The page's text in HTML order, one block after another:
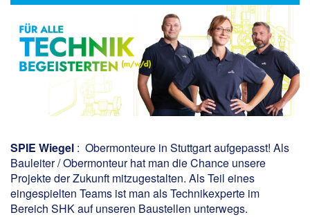
SPIE Wiegel : Obermonteure in Stuttgart aufgepasst! Als
Bauleiter / Obermonteur hat man die Chance unsere
Projekte der Zukunft mitzugestalten. Als Teil eines
eingespielten Teams ist man als Technikexperte im
Bereich SHK auf unseren Baustellen unterwegs.